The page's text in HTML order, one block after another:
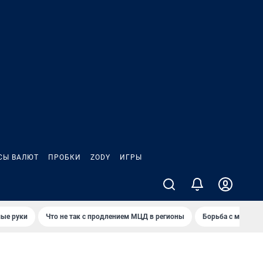
ВАЛЮТ ПРОБКИ ZODY ИГРЫ
руки Что не так с продлением МЦД в регионы Борьба с мэрией